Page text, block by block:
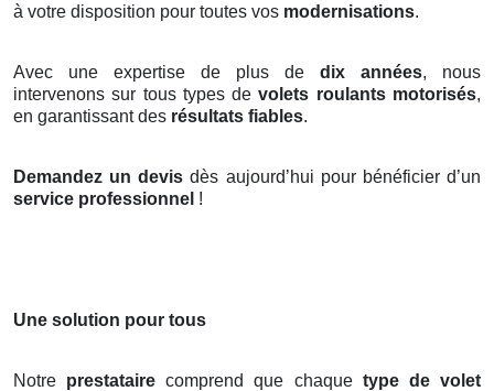
à votre disposition pour toutes vos modernisations.
Avec une expertise de plus de dix années, nous
intervenons sur tous types devolets roulants motorisés,
en garantissant des résultats fiables.
Demandez un devis dès aujourd’hui pour bénéficier d’un
service professionnel !
Une solution pour tous
Notre prestataire comprend que chaque type de volet